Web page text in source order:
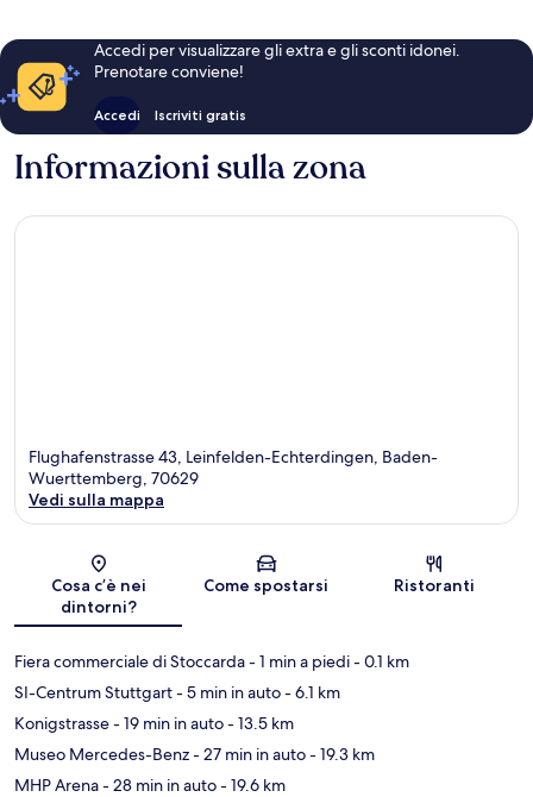
Accedi per visualizzare gli extra e gli sconti idonei.
Prenotare conviene!
Accedi Iscriviti gratis
Informazioni sulla zona
Flughafenstrasse 43, Leinfelden-Echterdingen, Baden-
Wuerttemberg, 70629
Vedi sulla mappa
Cosa c’è nei
dintorni?
Come spostarsi Ristoranti
Fiera commerciale di Stoccarda- 1 min a piedi- 0.1 km
SI-Centrum Stuttgart- 5 min in auto- 6.1 km
Konigstrasse- 19 min in auto- 13.5 km
Museo Mercedes-Benz- 27 min in auto- 19.3 km
MHP Arena- 28 min in auto- 19.6 km